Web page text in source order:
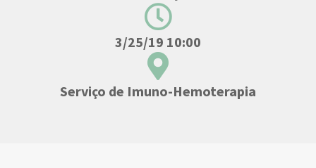
3/25/19 10:00
Serviço de Imuno-Hemoterapia